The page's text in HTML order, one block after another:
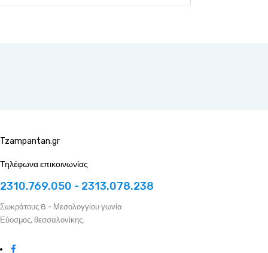
Tzampantan.gr
Τηλέφωνα επικοινωνίας
2310.769.050 - 2313.078.238
Σωκράτους 8 - Μεσολογγίου γωνία
Εύοσμος, θεσσαλονίκης.